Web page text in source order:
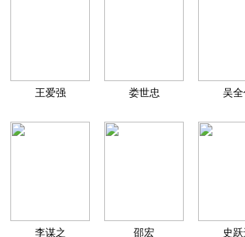
王爱强 娄世忠 吴全
李谋之 邵宏 史